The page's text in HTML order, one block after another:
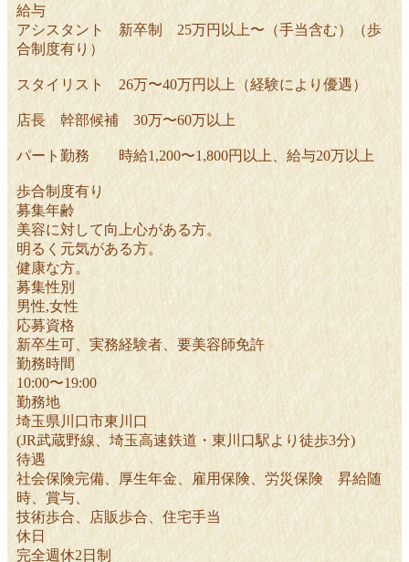
給与
アシスタント 新卒制 25万円以上〜（手当含む）（歩
合制度有り）
スタイリスト 26万〜40万円以上（経験により優遇）
店長 幹部候補 30万〜60万以上
パート勤務 時給1,200〜1,800円以上、給与20万以上
歩合制度有り
募集年齢
美容に対して向上心がある方。
明るく元気がある方。
健康な方。
募集性別
男性,女性
応募資格
新卒生可、実務経験者、要美容師免許
勤務時間
10:00〜19:00
勤務地
埼玉県川口市東川口
(JR武蔵野線、埼玉高速鉄道・東川口駅より徒歩3分)
待遇
社会保険完備、厚生年金、雇用保険、労災保険 昇給随
時、賞与、
技術歩合、店販歩合、住宅手当
休日
完全週休2日制